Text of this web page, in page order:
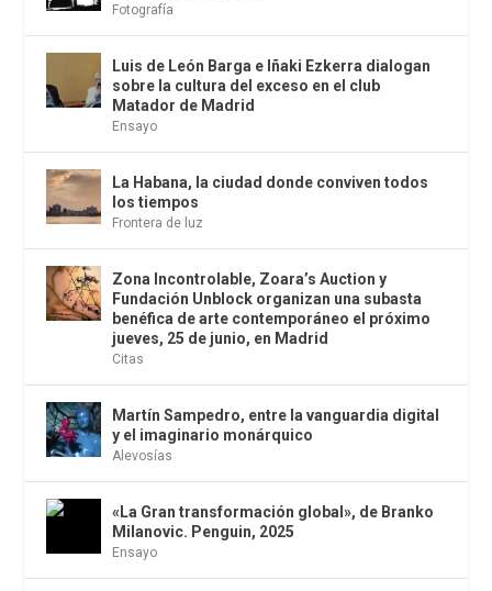
Fotografía
Luis de León Barga e Iñaki Ezkerra dialogan
sobre la cultura del exceso en el club
Matador de Madrid
Ensayo
La Habana, la ciudad donde conviven todos
los tiempos
Frontera de luz
Zona Incontrolable, Zoara’s Auction y
Fundación Unblock organizan una subasta
benéfica de arte contemporáneo el próximo
jueves, 25 de junio, en Madrid
Citas
Martín Sampedro, entre la vanguardia digital
y el imaginario monárquico
Alevosías
«La Gran transformación global», de Branko
Milanovic. Penguin, 2025
Ensayo